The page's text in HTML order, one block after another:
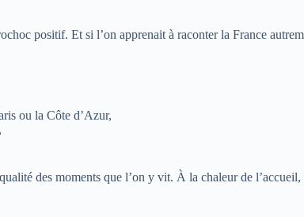
positif. Et si l’on apprenait à raconter la France
ou la Côte d’Azur,
des moments que l’on y vit. À la chaleur de